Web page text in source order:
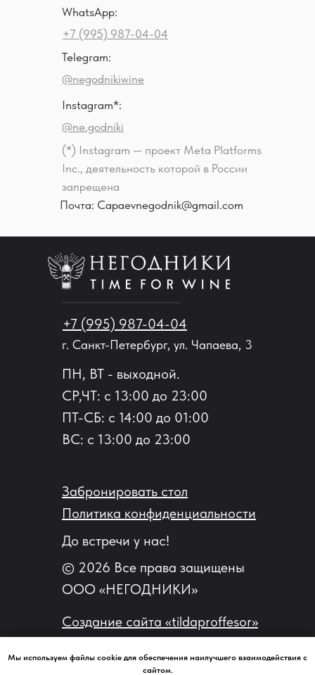
WhatsApp:
+7 (995) 987-04-04
Telegram:
@negodnikiwine
Instagram*:
@ne.godniki
(*) Instagram — проект Meta Platforms
Inc., деятельность которой в России
запрещена
Почта: Capaevnegodnik@gmail.com
г. Санкт-Петербург, ул. Чапаева, 3
ПН, ВТ - выходной.
До встречи у нас!
© 2026 Все права защищены
ООО «НЕГОДНИКИ»
+7 (995) 987-04-04
Забронировать стол
Политика конфиденциальности
Цены, указанные на сайте приведены как
справочная информация и не являются
Создание сайта «tildaproffesor»‬
СР,ЧТ: с 13:00 до 23:00
ВС: с 13:00 до 23:00
ПТ-СБ: с 14:00 до 01:00
Мы используем файлы cookie для обеспечения наилучшего взаимодействия с
сайтом.